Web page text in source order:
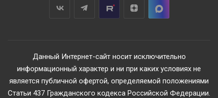
Данный Интернет-сайт носит исключительно
информационный характер и ни при каких условиях не
является публичной офертой, определяемой положениями
Статьи 437 Гражданского кодекса Российской Федерации.